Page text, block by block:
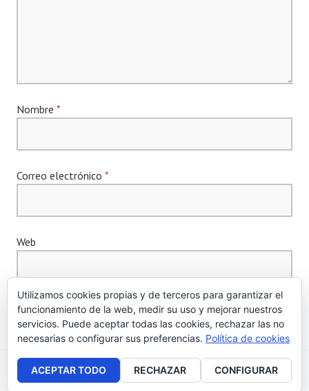
Nombre *
Correo electrónico *
Web
Creado con WordPress Tema: Edin por WordPress.com.
Utilizamos cookies propias y de terceros para garantizar el
funcionamiento de la web, medir su uso y mejorar nuestros
servicios. Puede aceptar todas las cookies, rechazar las no
necesarias o configurar sus preferencias. Política de cookies
ACEPTAR TODO RECHAZAR CONFIGURAR